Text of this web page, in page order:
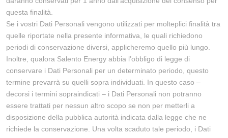
questa finalità.
Se i vostri Dati Personali vengono utilizzati per molteplici finalità tra
quelle riportate nella presente informativa, le quali richiedono
periodi di conservazione diversi, applicheremo quello più lungo.
Inoltre, qualora Salento Energy abbia l’obbligo di legge di
conservare i Dati Personali per un determinato periodo, questo
termine prevarrà su quelli sopra individuati. In questo caso –
decorsi i termini sopraindicati – i Dati Personali non potranno
essere trattati per nessun altro scopo se non per metterli a
disposizione della pubblica autorità indicata dalla legge che ne
richiede la conservazione. Una volta scaduto tale periodo, i Dati